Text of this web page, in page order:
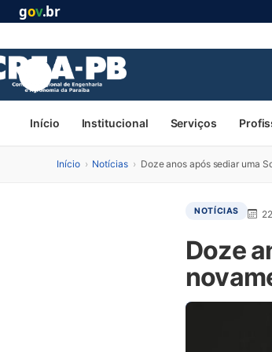
gov.br
Início Institucional Serviços
Início › Notícias › Doze anos após sediar uma
NOTÍCIAS
Doze